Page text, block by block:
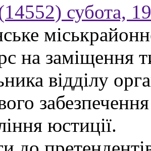
субота,
на заміщення
відділу
юстиції.